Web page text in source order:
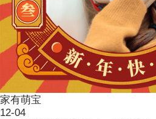
家有萌宝
12-04